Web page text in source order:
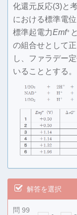
化還元反応(3)と
における標準電
標準起電力Emf○
の組合せとして
し、ファラデー
いることとする。
解答を選択
問 99